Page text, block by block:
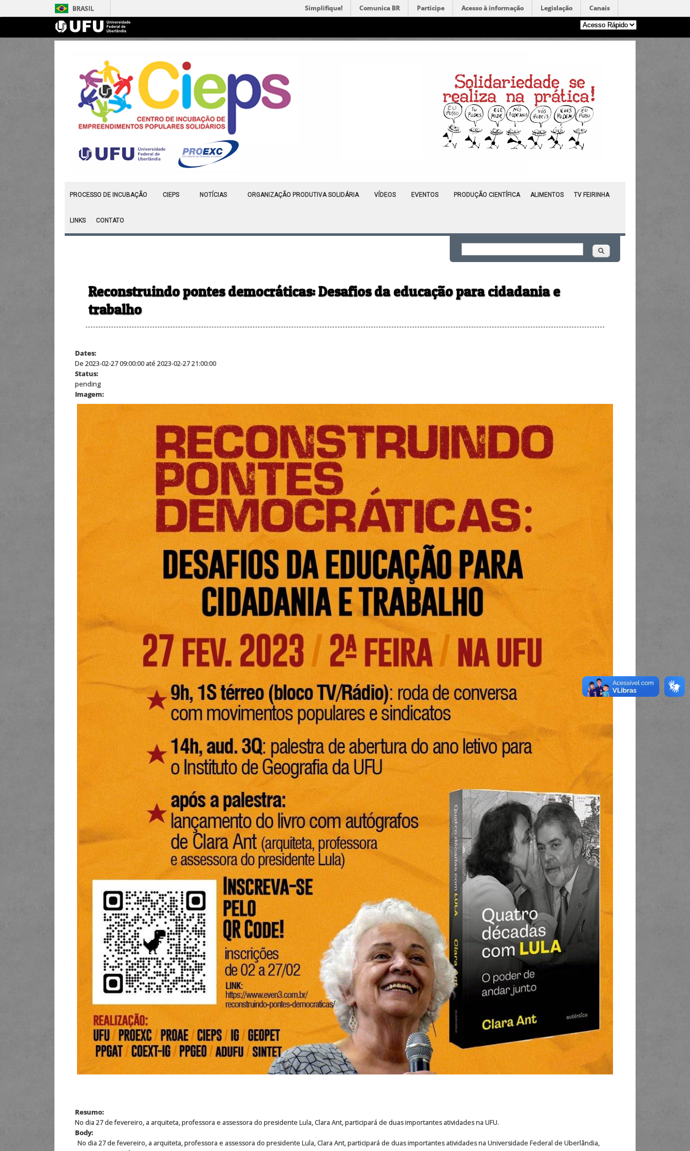
BRASIL Simplifique! Comunica BR Participe Acesso à informação Legislação Canais
PROCESSO DE INCUBAÇÃO CIEPS NOTÍCIAS ORGANIZAÇÃO PRODUTIVA SOLIDÁRIA VÍDEOS EVENTOS PRODUÇÃO CIENTÍFICA ALIMENTOS TV FEIRINHA
LINKS CONTATO
Formulário de busca
Buscar
Reconstruindo pontes democráticas: Desafios da educação para cidadania e
trabalho
Dates:
De 2023-02-27 09:00:00 até 2023-02-27 21:00:00
Status:
pending
Imagem:
Resumo:
No dia 27 de fevereiro, a arquiteta, professora e assessora do presidente Lula, Clara Ant, participará de duas importantes atividades na UFU.
Body:
No dia 27 de fevereiro, a arquiteta, professora e assessora do presidente Lula, Clara Ant, participará de duas importantes atividades na Universidade Federal de Uberlândia,